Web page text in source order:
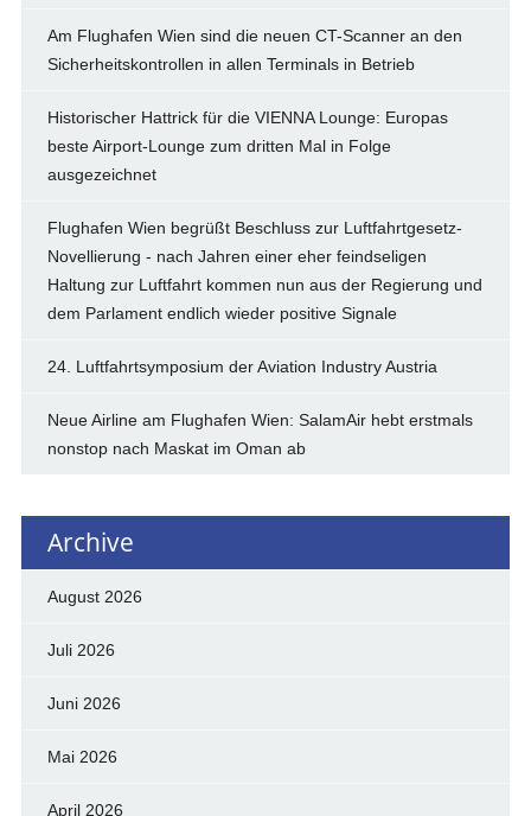
Am Flughafen Wien sind die neuen CT-Scanner an den
Sicherheitskontrollen in allen Terminals in Betrieb
Historischer Hattrick für die VIENNA Lounge: Europas
beste Airport-Lounge zum dritten Mal in Folge
ausgezeichnet
Flughafen Wien begrüßt Beschluss zur Luftfahrtgesetz-
Novellierung - nach Jahren einer eher feindseligen
Haltung zur Luftfahrt kommen nun aus der Regierung und
dem Parlament endlich wieder positive Signale
24. Luftfahrtsymposium der Aviation Industry Austria
Neue Airline am Flughafen Wien: SalamAir hebt erstmals
nonstop nach Maskat im Oman ab
Archive
August 2026
Juli 2026
Juni 2026
Mai 2026
April 2026